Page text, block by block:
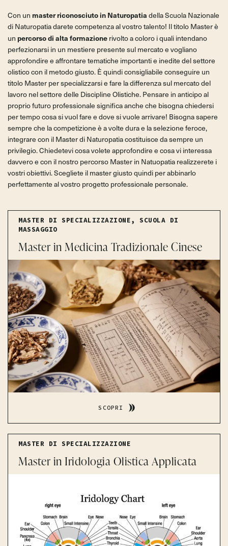
Con un master riconosciuto in Naturopatia della Scuola Nazionale
di Naturopatia darete competenza al vostro talento! Il titolo Master è
un percorso di alta formazione rivolto a coloro i quali intendano
perfezionarsi in un mestiere presente sul mercato e vogliano
approfondire e affrontare tematiche importanti e inedite del settore
olistico con il metodo giusto. È quindi consigliabile conseguire un
titolo Master per specializzarsi e fare la differenza sul mercato del
lavoro nel settore delle Discipline Olistiche. Pensare in anticipo al
proprio futuro professionale significa anche che bisogna chiedersi
per tempo cosa si vuol fare e dove si vuole arrivare! Bisogna sapere
sempre che la competizione è a volte dura e la selezione feroce,
integrare con il Master di Naturopatia costituisce da sempre un
privilegio. Chiedetevi cosa volete approfondire e cosa vi interessa
davvero e con il nostro percorso Master in Natuopatia realizzerete i
vostri obiettivi. Scegliete il master giusto quindi per abbinarlo
perfettamente al vostro progetto professionale personale.
MASTER DI SPECIALIZZAZIONE, SCUOLA DI
MASSAGGIO
Master in Medicina Tradizionale Cinese
SCOPRI
MASTER DI SPECIALIZZAZIONE
Master in Iridologia Olistica Applicata